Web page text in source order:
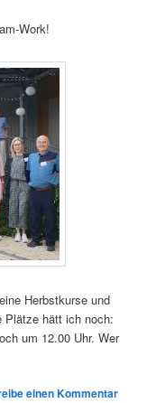
Work!
Herbstkurse und
Plätze hätt ich noch:
um 12.00 Uhr. Wer
einen Kommentar